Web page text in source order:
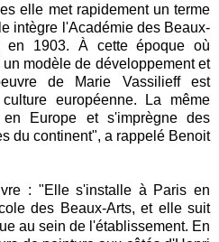
elle met rapidement un terme
intègre l'Académie des Beaux-
en 1903. À cette époque où
modèle de développement et
de Marie Vassilieff est
européenne. La même
Europe et s'imprègne des
du continent", a rappelé Benoit
: "Elle s'installe à Paris en
des Beaux-Arts, et elle suit
au sein de l'établissement. En